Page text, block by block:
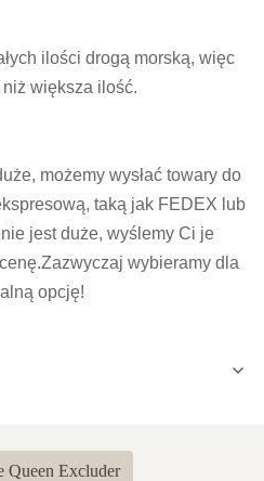
ilości drogą morską, więc
większa ilość.
możemy wysłać towary do
taką jak FEDEX lub
jest duże, wyślemy Ci je
wybieramy dla
opcję!
recenzji
Queen Excluder